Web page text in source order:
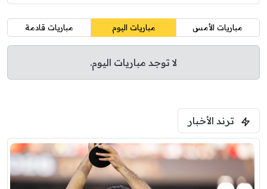
مباريات الأمس مباريات اليوم مباريات قادمة
لا توجد مباريات اليوم.
ترند الأخبار